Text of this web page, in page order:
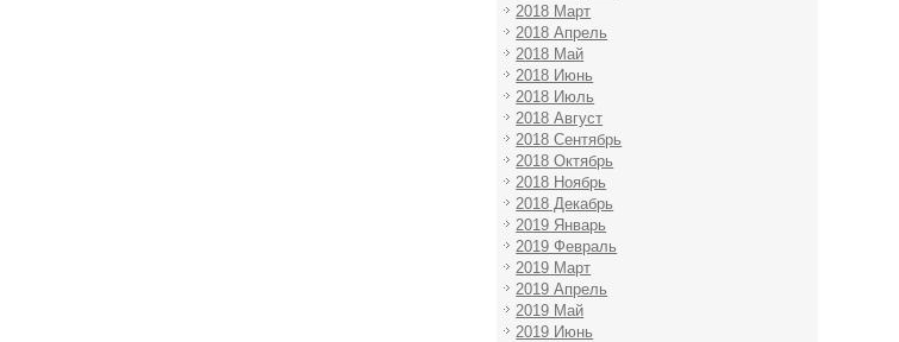
2018 Март
2018 Апрель
2018 Май
2018 Июнь
2018 Июль
2018 Август
2018 Сентябрь
2018 Октябрь
2018 Ноябрь
2018 Декабрь
2019 Январь
2019 Февраль
2019 Март
2019 Апрель
2019 Май
2019 Июнь